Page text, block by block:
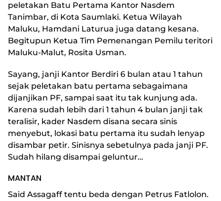
peletakan Batu Pertama Kantor Nasdem
Tanimbar, di Kota Saumlaki. Ketua Wilayah
Maluku, Hamdani Laturua juga datang kesana.
Begitupun Ketua Tim Pemenangan Pemilu teritori
Maluku-Malut, Rosita Usman.
Sayang, janji Kantor Berdiri 6 bulan atau 1 tahun
sejak peletakan batu pertama sebagaimana
dijanjikan PF, sampai saat itu tak kunjung ada.
Karena sudah lebih dari 1 tahun 4 bulan janji tak
teralisir, kader Nasdem disana secara sinis
menyebut, lokasi batu pertama itu sudah lenyap
disambar petir. Sinisnya sebetulnya pada janji PF.
Sudah hilang disampai geluntur…
MANTAN
Said Assagaff tentu beda dengan Petrus Fatlolon.